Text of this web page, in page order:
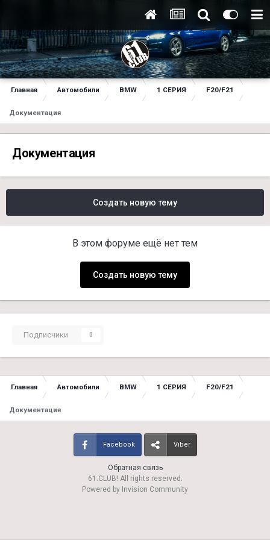
Главная Автомобили BMW 1 СЕРИЯ F20/F21
Документация
Документация
Создать новую тему
В этом форуме ещё нет тем
Создать новую тему
Подписчики 0
Главная Автомобили BMW 1 СЕРИЯ F20/F21
Документация
Обратная связь
Facebook Viber
61.CLUB! All rights reserved.
Powered by Invision Community